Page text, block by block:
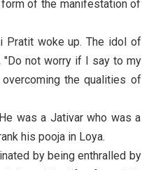
form of the manifestation of
Pratit woke up. The idol of
"Do not worry if I say to my
overcoming the qualities of
was a Jativar who was a
his pooja in Loya.
by being enthralled by